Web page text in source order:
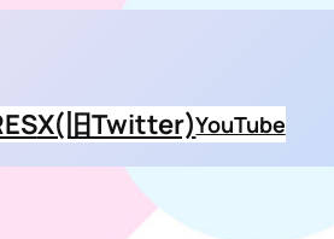
X(旧Twitter)YouTube